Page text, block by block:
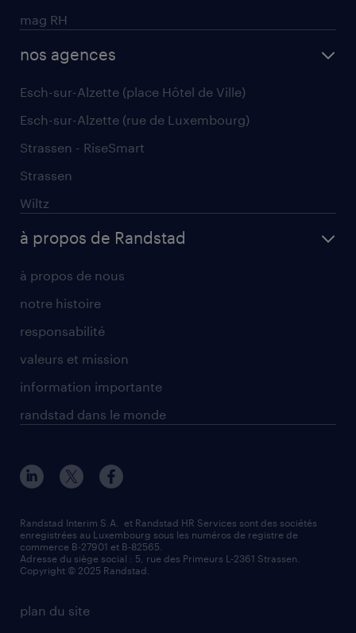
mag RH
nos agences
Esch-sur-Alzette (place Hôtel de Ville)
Esch-sur-Alzette (rue de Luxembourg)
Strassen - RiseSmart
Strassen
Wiltz
à propos de Randstad
à propos de nous
notre histoire
responsabilité
valeurs et mission
information importante
randstad dans le monde
plan du site
Randstad Interim S.A. et Randstad HR Services sont des sociétés
enregistrées au Luxembourg sous les numéros de registre de
commerce B-27901 et B-82565.
Adresse du siège social : 5, rue des Primeurs L-2361 Strassen.
Copyright © 2025 Randstad.